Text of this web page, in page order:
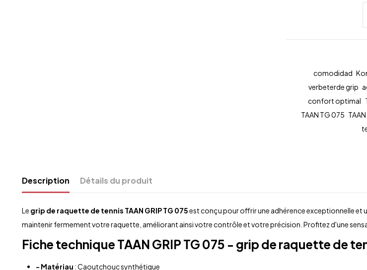
comodidad
verbeterde grip
confort optimal
TAAN TG 075
Description Détails du produit
Le grip de raquette de tennis TAAN GRIP TG 075est conçu pour offrir une adhérence exceptionnelle et
maintenir fermement votre raquette, améliorant ainsi votre contrôle et votre précision. Profitez d'une
Fiche technique TAAN GRIP TG 075 - grip de raquette de
- Matériau : Caoutchouc synthétique